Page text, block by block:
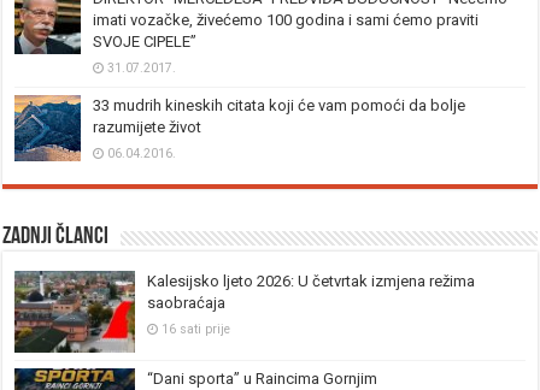
imati vozačke, živećemo 100 godina i sami ćemo praviti
SVOJE CIPELE”
31.07.2017.
33 mudrih kineskih citata koji će vam pomoći da bolje
razumijete život
06.04.2016.
Zadnji članci
Kalesijsko ljeto 2026: U četvrtak izmjena režima
saobraćaja
16 sati prije
“Dani sporta” u Raincima Gornjim